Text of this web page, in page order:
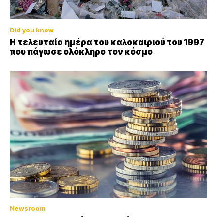
Did you know
Η τελευταία ημέρα του καλοκαιριού του 1997
που πάγωσε ολόκληρο τον κόσμο
Newsroom